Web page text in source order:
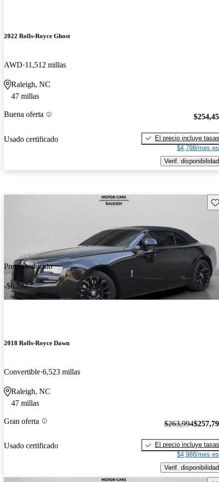
2022 Rolls-Royce Ghost
AWD 11,512 millas
Raleigh, NC
47 millas
Buena oferta
Usado certificado
El precio incluye tasas
$4,798/mes
Verif. disponibilidad
Precio reducido
-$6,202
2018 Rolls-Royce Dawn
Convertible 6,523 millas
Raleigh, NC
47 millas
Gran oferta
Usado certificado
$263,994
El precio incluye tasas
$4,988/mes
Verif. disponibilidad